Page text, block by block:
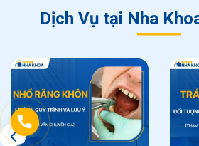
Dịch Vụ tại Nha